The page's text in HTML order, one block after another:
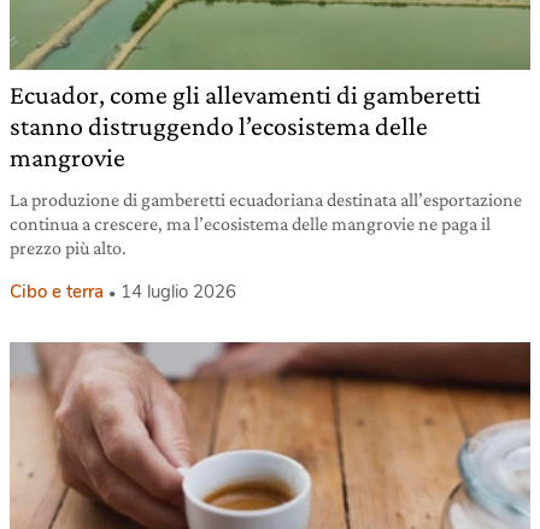
Ecuador, come gli allevamenti di gamberetti
stanno distruggendo l’ecosistema delle
mangrovie
La produzione di gamberetti ecuadoriana destinata all’esportazione
continua a crescere, ma l’ecosistema delle mangrovie ne paga il
prezzo più alto.
Cibo e terra 14 luglio 2026